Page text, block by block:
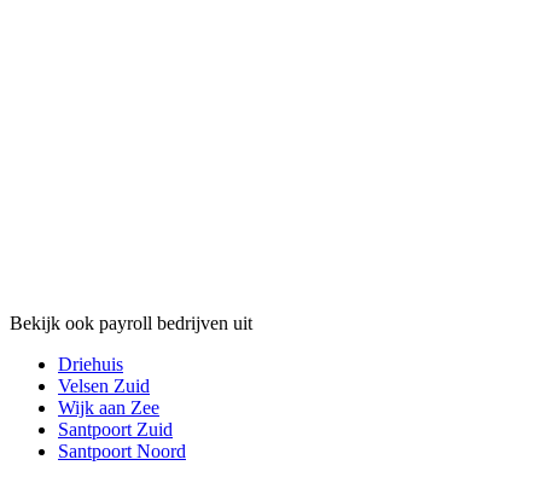
Bekijk ook payroll bedrijven uit
Driehuis
Velsen Zuid
Wijk aan Zee
Santpoort Zuid
Santpoort Noord